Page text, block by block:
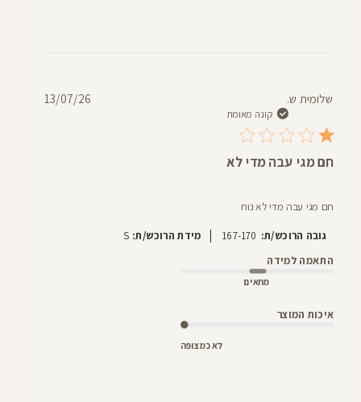
שלומית ש.
קונה מאומת
חם מגי עבה מדי לא
חם מגי עבה מדי לא נוח
גובה הרוכש/ת: 167-170
| מידת הרוכש/ת: S
התאמה למידה
מתאים
איכות המוצר
לא כמצופה
13/07/26